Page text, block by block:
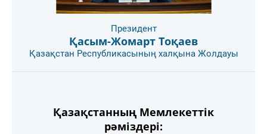
Президент
Қасым-Жомарт Тоқаев
Қазақстан Республикасының халқына Жолдауы
Қазақстанның Мемлекеттік
рәміздері: